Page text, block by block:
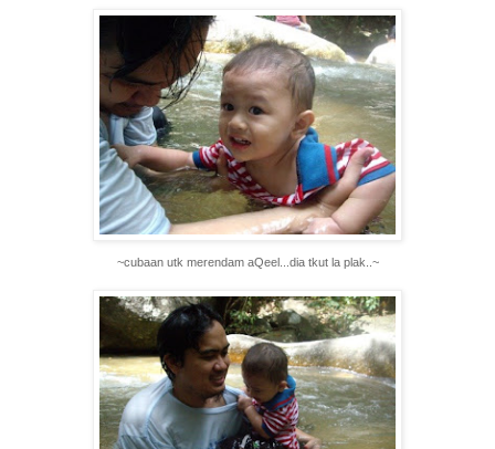
~cubaan utk merendam aQeel...dia tkut la plak..~